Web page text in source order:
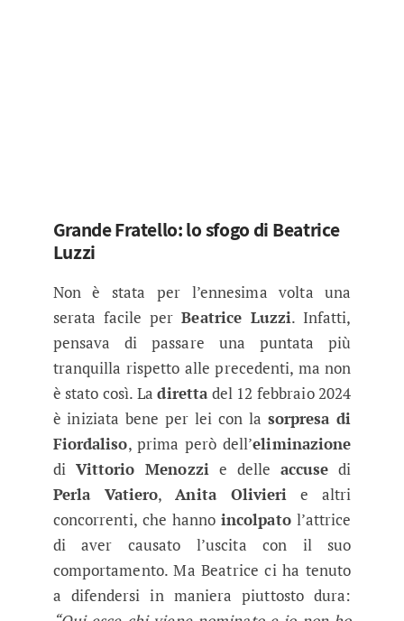
Grande Fratello: lo sfogo di Beatrice
Luzzi
Non è stata per l’ennesima volta una
serata facile perBeatrice Luzzi. Infatti,
pensava di passare una puntata più
tranquilla rispetto alle precedenti, ma non
è stato così. Ladirettadel 12 febbraio 2024
è iniziata bene per lei con la sorpresa di
Fiordaliso, prima però dell’eliminazione
di Vittorio Menozzie delle accuse di
Perla Vatiero,Anita Olivieri e altri
concorrenti, che hanno incolpatol’attrice
di aver causato l’uscita con il suo
comportamento. Ma Beatrice ci ha tenuto
a difendersi in maniera piuttosto dura: